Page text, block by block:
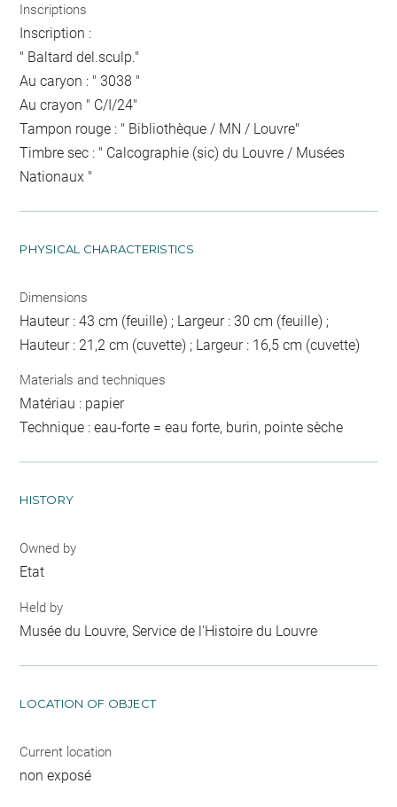
Inscriptions
Inscription :
" Baltard del.sculp."
Au caryon : " 3038 "
Au crayon " C/I/24"
Tampon rouge : " Bibliothèque / MN / Louvre"
Timbre sec : " Calcographie (sic) du Louvre / Musées
Nationaux "
PHYSICAL CHARACTERISTICS
Dimensions
Hauteur : 43 cm (feuille) ; Largeur : 30 cm (feuille) ;
Hauteur : 21,2 cm (cuvette) ; Largeur : 16,5 cm (cuvette)
Materials and techniques
Matériau : papier
Technique : eau-forte = eau forte, burin, pointe sèche
HISTORY
Owned by
Etat
Held by
Musée du Louvre, Service de l'Histoire du Louvre
LOCATION OF OBJECT
Current location
non exposé